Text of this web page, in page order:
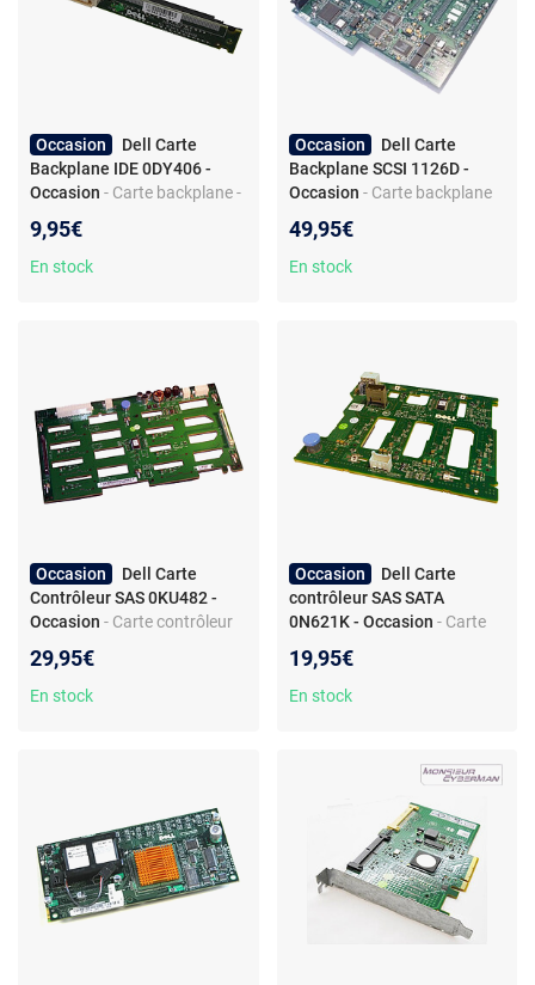
Occasion
Dell Carte
Backplane IDE 0DY406 -
Occasion - Carte backplane -
PowerEdge
9,95€
En stock
Occasion
Dell Carte
Backplane SCSI 1126D -
Occasion - Carte backplane
PowerEdge 2400
49,95€
En stock
Occasion
Dell Carte
Contrôleur SAS 0KU482 -
Occasion - Carte contrôleur
PowerEdge 2900
29,95€
En stock
Occasion
Dell Carte
contrôleur SAS SATA
0N621K - Occasion - Carte
SATA - Pour Serveur
PowerEdge T310
19,95€
En stock